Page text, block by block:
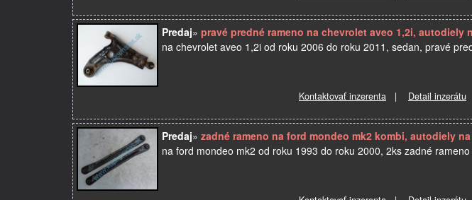
Predaj» pravé predné rameno na chevrolet aveo 1,2i, autodiely
na chevrolet aveo 1,2i od roku 2006 do roku 2011, sedan, pravé
Kontaktovať inzerenta | Detail inzerátu
Predaj» zadné rameno na ford mondeo mk2 kombi, autodiely
na ford mondeo mk2 od roku 1993 do roku 2000, 2ks zadné